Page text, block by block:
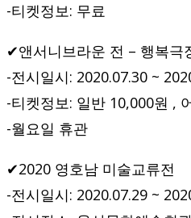
-티켓정보: 무료
✔앤서니브라운 전 – 행복극
-전시일시: 2020.07.30 ~
-티켓정보: 일반 10,000원 ,
-월요일 휴관
✔2020 영호남 미술교류전
-전시일시: 2020.07.29 ~